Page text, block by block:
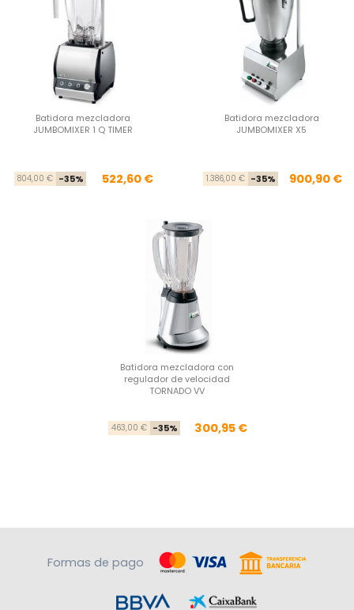
Batidora mezcladora
JUMBOMIXER 1 Q TIMER
Precio base
804,00 € -35% Precio
522,60 €
Batidora mezcladora
JUMBOMIXER X5
1.386,00 € -35% 900,90 €
Batidora mezcladora con
regulador de velocidad
TORNADO VV
Precio base
463,00 € -35% Precio
300,95 €
Formas de pago